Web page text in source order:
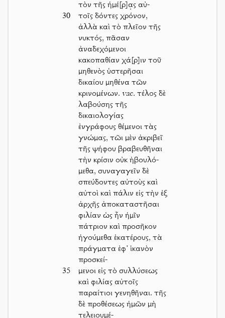
τὸν τῆς ἡμέ[ρ]α̣ς αὐ-
30
τοῖς δόντες χρόνον,
ἀλλὰ καὶ τὸ πλεῖον τῆς
νυκτός, πᾶσαν
ἀναδεχόμενοι
κακοπαθίαν χά[ρ]ιν τοῦ
μηθενὸς ὑστερῆσαι
δικαίου μηθένα τῶν
κρινομένων. vac. τέλος δὲ
λαβούσης τῆς
δικαιολογίας
ἐνγράφους θέμενοι τὰς
γνώμας, τῶι μὲν ἀκριβεῖ
τῆς ψήφου βραβευθῆναι
τὴν κρίσιν οὐκ ἠβουλό-
μεθα, συναγαγεῖν δὲ
σπεύδοντες αὐτοὺς καὶ
αὐτοὶ καὶ πάλιν εἰς τὴν ἐξ
ἀρχῆς ἀποκαταστῆσαι
φιλίαν ὡς ἦν ἡμῖν
πάτριον καὶ προσῆκον
ἡγούμεθα ἑκατέρους, τὰ
πράγματα ἐφ’ ἱκανὸν
προσκεί-
35
μενοι εἰς τὸ συλλύσεως
καὶ φιλίας αὐτοῖς
παραίτιοι γενηθῆναι. τῆς
δὲ προθέσεως ἡμῶν μὴ
τελειουμέ-